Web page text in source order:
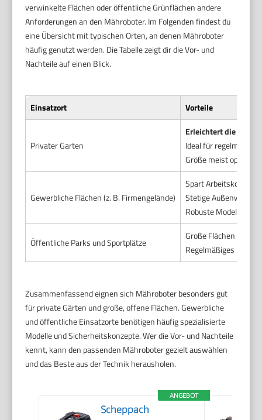
verwinkelte Flächen oder öffentliche Grünflächen andere
Anforderungen an den Mähroboter. Im Folgenden findest du
eine Übersicht mit typischen Orten, an denen Mähroboter
häufig genutzt werden. Die Tabelle zeigt dir die Vor- und
Nachteile auf einen Blick.
Einsatzort Vorteile
Privater Garten
Erleichtert die Pflege
Ideal für
Größe meist optimal
Gewerbliche Flächen (z. B. Firmengelände)
Spart Arbeitskosten
Stetige
Robuste Modelle für
Öffentliche Parks und Sportplätze
Große Flächen
Regelmäßiges
Zusammenfassend eignen sich Mähroboter besonders gut
für private Gärten und große, offene Flächen. Gewerbliche
und öffentliche Einsatzorte benötigen häufig spezialisierte
Modelle und Sicherheitskonzepte. Wer die Vor- und Nachteile
kennt, kann den passenden Mähroboter gezielt auswählen
und das Beste aus der Technik herausholen.
ANGEBOT
Scheppach